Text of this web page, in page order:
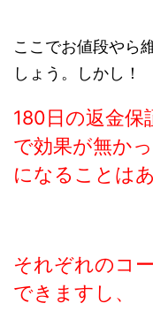
ここでお値段やら
しょう。しかし！
180日の返金
で効果が無か
になることは
それぞれのコ
できますし、